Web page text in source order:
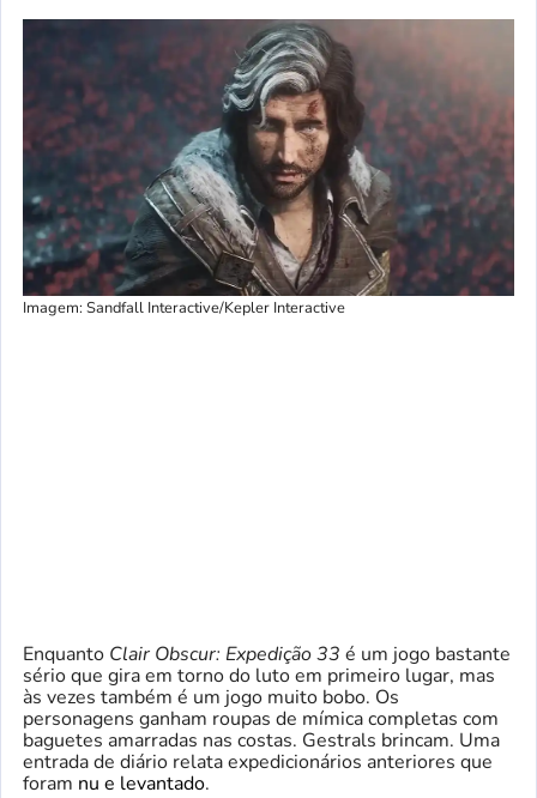
Imagem: Sandfall Interactive/Kepler Interactive
Enquanto Clair Obscur: Expedição 33 é um jogo bastante
sério que gira em torno do luto em primeiro lugar, mas
às vezes também é um jogo muito bobo. Os
personagens ganham roupas de mímica completas com
baguetes amarradas nas costas. Gestrals brincam. Uma
entrada de diário relata expedicionários anteriores que
foram nu e levantado.